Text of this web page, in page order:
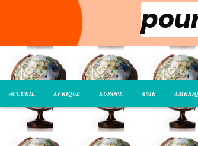
ACCUEIL AFRIQUE EUROPE ASIE